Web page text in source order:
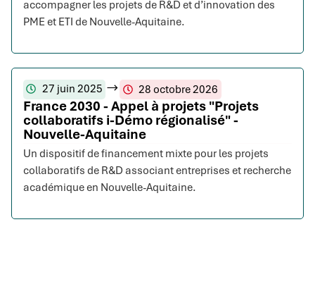
accompagner les projets de R&D et d’innovation des
PME et ETI de Nouvelle-Aquitaine.
27 juin 2025 28 octobre 2026
France 2030 - Appel à projets "Projets
collaboratifs i-Démo régionalisé" -
Nouvelle-Aquitaine
Un dispositif de financement mixte pour les projets
collaboratifs de R&D associant entreprises et recherche
académique en Nouvelle-Aquitaine.